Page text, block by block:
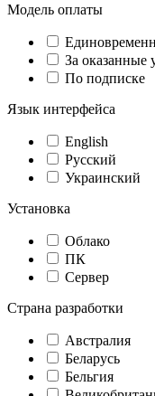
Модель оплаты
За оказанные
По подписке
Язык интерфейса
English
Русский
Украинский
Установка
Облако
ПК
Сервер
Страна разработки
Австралия
Беларусь
Бельгия